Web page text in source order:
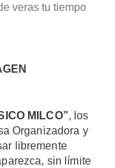
veras tu tiempo
MILCO”, los
Organizadora y
libremente
sin límite